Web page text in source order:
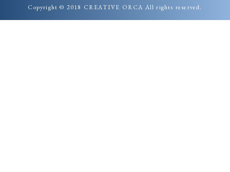
Copyright ©︎ 2018 CREATIVE ORCA All rights reserved.